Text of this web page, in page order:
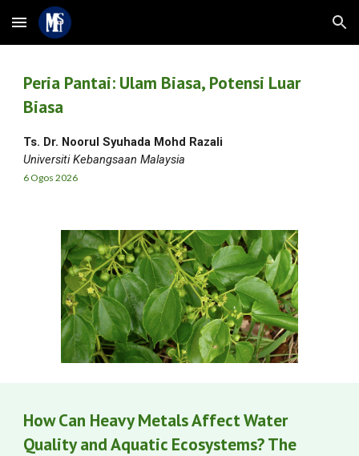
Skip to main content Skip to navigation
Peria Pantai: Ulam Biasa, Potensi Luar
Biasa
Ts. Dr. Noorul Syuhada Mohd Razali
Universiti Kebangsaan Malaysia
6 Ogos 2026
How Can Heavy Metals Affect Water
Quality and Aquatic Ecosystems? The